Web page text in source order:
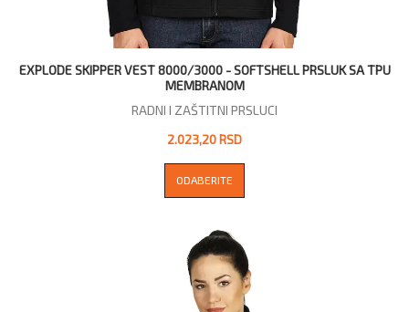
EXPLODE SKIPPER VEST 8000/3000 - SOFTSHELL PRSLUK SA TPU
MEMBRANOM
RADNI I ZAŠTITNI PRSLUCI
2.023,20 RSD
ODABERITE